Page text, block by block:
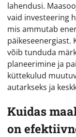
lahendusi.
vaid investeering
mis ammutab
päikeseenergiast.
võib tunduda
planeerimine ja
küttekulud
autarkseks ja
Kuidas
on